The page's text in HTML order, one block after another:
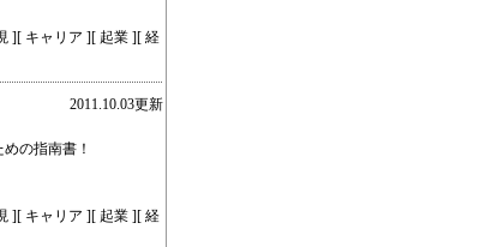
][ キャリア ][ 起業 ][ 経
2011.10.03更新
の指南書！
][ キャリア ][ 起業 ][ 経